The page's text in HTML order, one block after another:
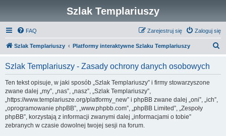
Szlak Templariuszy
FAQ Zaloguj się
Zarejestruj się
Szlak Templariuszy Platformy interaktywne Szlaku Templariuszy
Szlak Templariuszy - Zasady ochrony danych osobowych
Ten tekst opisuje, w jaki sposób „Szlak Templariuszy” i firmy stowarzyszone
zwane dalej „my”, „nas”, „nasz”, „Szlak Templariuszy”,
„https://www.templariusze.org/platformy_new” i phpBB zwane dalej „oni”, „ich”,
„oprogramowanie phpBB”, „www.phpbb.com”, „phpBB Limited”, „Zespoły
phpBB”, korzystają z informacji zwanymi dalej „informacjami o tobie”
zebranych w czasie dowolnej twojej sesji na forum.